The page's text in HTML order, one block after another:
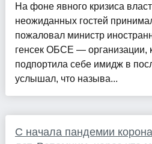
На фоне явного кризиса
неожиданных гостей
пожаловал министр
генсек ОБСЕ — организации,
подпортила себе имидж в
услышал, что называ...
С начала пандемии